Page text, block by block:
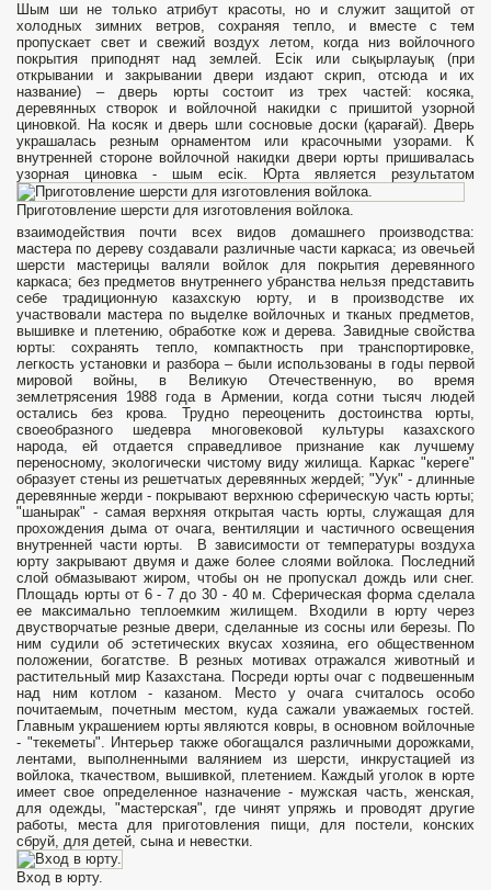
Шым ши не только атрибут красоты, но и служит защитой от
холодных зимних ветров, сохраняя тепло, и вместе с тем
пропускает свет и свежий воздух летом, когда низ войлочного
покрытия приподнят над землей. Есік или сықырлауық (при
открывании и закрывании двери издают скрип, отсюда и их
название) – дверь юрты состоит из трех частей: косяка,
деревянных створок и войлочной накидки с пришитой узорной
циновкой. На косяк и дверь шли сосновые доски (қарағай). Дверь
украшалась резным орнаментом или красочными узорами. К
внутренней стороне войлочной накидки двери юрты пришивалась
узорная циновка - шым есік.
Приготовление шерсти для изготовления войлока.
Юрта является результатом
взаимодействия почти всех видов домашнего производства:
мастера по дереву создавали различные части каркаса; из овечьей
шерсти мастерицы валяли войлок для покрытия деревянного
каркаса; без предметов внутреннего убранства нельзя представить
себе традиционную казахскую юрту, и в производстве их
участвовали мастера по выделке войлочных и тканых предметов,
вышивке и плетению, обработке кож и дерева. Завидные свойства
юрты: сохранять тепло, компактность при транспортировке,
легкость установки и разбора – были использованы в годы первой
мировой войны, в Великую Отечественную, во время
землетрясения 1988 года в Армении, когда сотни тысяч людей
остались без крова. Трудно переоценить достоинства юрты,
своеобразного шедевра многовековой культуры казахского
народа, ей отдается справедливое признание как лучшему
переносному, экологически чистому виду жилища. Каркас "кереге"
образует стены из решетчатых деревянных жердей; "Уук" - длинные
деревянные жерди - покрывают верхнюю сферическую часть юрты;
"шанырак" - самая верхняя открытая часть юрты, служащая для
прохождения дыма от очага, вентиляции и частичного освещения
внутренней части юрты. В зависимости от температуры воздуха
юрту закрывают двумя и даже более слоями войлока. Последний
слой обмазывают жиром, чтобы он не пропускал дождь или снег.
Площадь юрты от 6 - 7 до 30 - 40 м. Сферическая форма сделала
ее максимально теплоемким жилищем. Входили в юрту через
двустворчатые резные двери, сделанные из сосны или березы. По
ним судили об эстетических вкусах хозяина, его общественном
положении, богатстве. В резных мотивах отражался животный и
растительный мир Казахстана. Посреди юрты очаг с подвешенным
над ним котлом - казаном. Место у очага считалось особо
почитаемым, почетным местом, куда сажали уважаемых гостей.
Главным украшением юрты являются ковры, в основном войлочные
- "текеметы". Интерьер также обогащался различными дорожками,
лентами, выполненными валянием из шерсти, инкрустацией из
войлока, ткачеством, вышивкой, плетением. Каждый уголок в юрте
имеет свое определенное назначение - мужская часть, женская,
для одежды, "мастерская", где чинят упряжь и проводят другие
работы, места для приготовления пищи, для постели, конских
сбруй, для детей, сына и невестки.
Вход в юрту.